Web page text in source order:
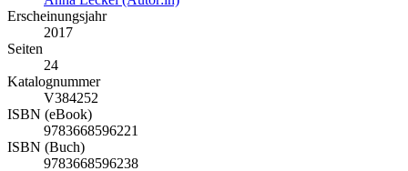
Erscheinungsjahr
2017
Seiten
24
Katalognummer
V384252
ISBN (eBook)
9783668596221
ISBN (Buch)
9783668596238